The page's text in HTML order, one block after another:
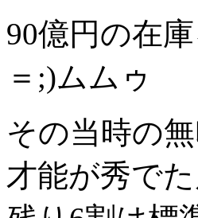
90億円の在
＝;)ムムゥ
その当時の
才能が秀で